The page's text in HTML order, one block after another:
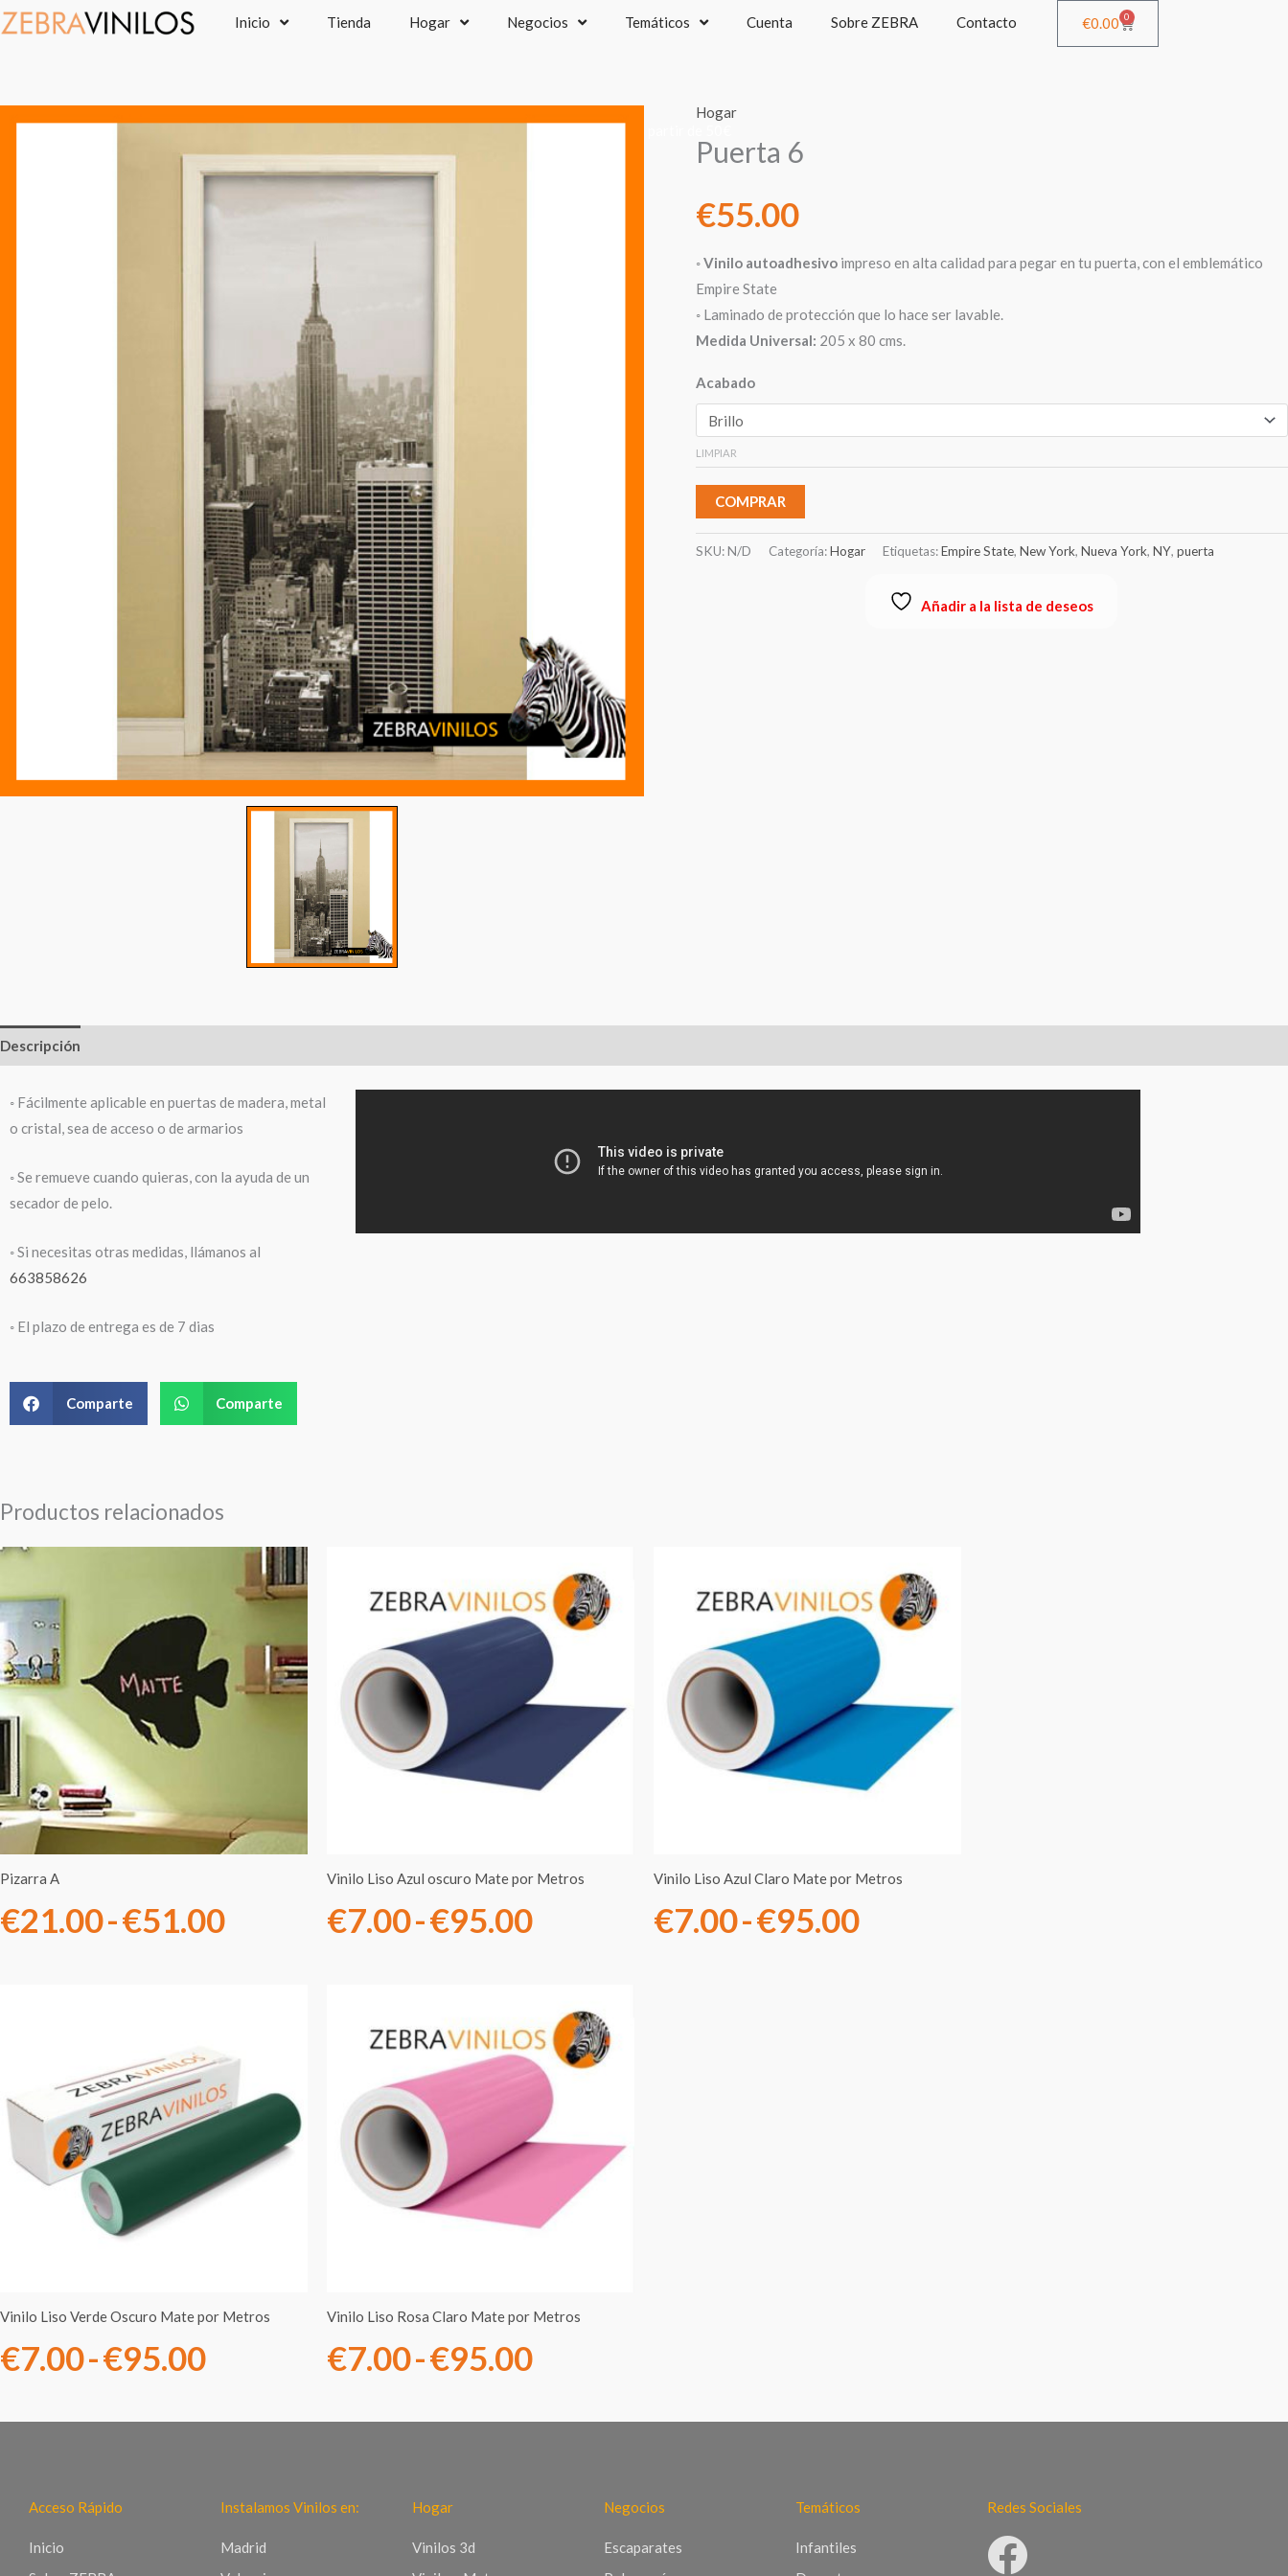
Ir
al
Inicio Tienda Hogar Negocios Temáticos Cuenta Sobre ZEBRA Contacto €0.00 0
Cart
Hogar
Puerta 6
€55.00
◦Vinilo autoadhesivoimpreso en alta calidad para pegar en tu puerta, con el emblemático
Empire State
◦ Laminado de protección que lo hace ser lavable.
Medida Universal: 205 x 80 cms.
Acabado
LIMPIAR
COMPRAR
SKU:N/D Categoría:Hogar Etiquetas:Empire State, New York, Nueva York, NY, puerta
Añadir a la lista de deseos
Descripción
◦ Fácilmente aplicable en puertas de madera, metal
o cristal, sea de acceso o de armarios
◦ Se remueve cuando quieras, con la ayuda de un
secador de pelo.
◦ Si necesitas otras medidas, llámanos al
663858626
◦ El plazo de entrega es de 7 dias
Comparte Comparte
Productos relacionados
Pizarra A
€21.00-€51.00
Rango
de
precios:
desde
€51.00
Vinilo Liso Azul oscuro Mate por Metros
€7.00-€95.00
Rango
de
precios:
desde
€7.00
hasta
Vinilo Liso Azul Claro Mate por Metros
€7.00-€95.00
Rango
de
precios:
desde
€7.00
hasta
Vinilo Liso Verde Oscuro Mate por Metros
€7.00-€95.00
de
precios:
desde
€7.00
Vinilo Liso Rosa Claro Mate por Metros
€7.00-€95.00
Rango
de
precios:
desde
€7.00
hasta
Acceso Rápido
Inicio
Instalamos Vinilos en:
Madrid
Hogar
Vinilos 3d
Negocios
Escaparates
Temáticos
Infantiles
Redes Sociales